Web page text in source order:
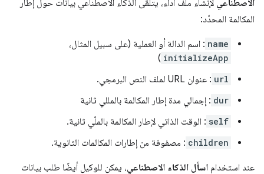
الاصطناعي لإنشاء ملف أداء، يتلقّى الذكاء الاصطناعي بيانات حول إطار
المكالمة المحدّد:
name : اسم الدالة أو العملية (على سبيل المثال،
initializeApp
)
url : عنوان URL لملف النص البرمجي.
dur : إجمالي مدة إطار المكالمة بالمللي ثانية
self : الوقت الذاتي لإطار المكالمة بالملّي ثانية.
children : مصفوفة من إطارات المكالمات الثانوية.
عند استخدام اسأل الذكاء الاصطناعي، يمكن للوكيل أيضًا طلب بيانات